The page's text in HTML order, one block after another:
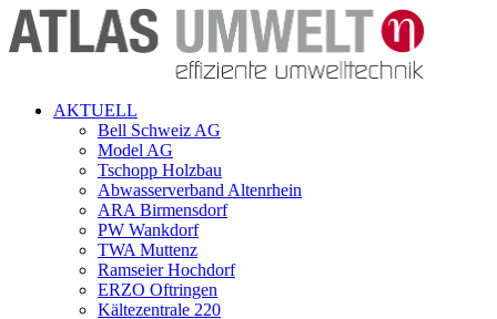
AKTUELL
Bell Schweiz AG
Model AG
Tschopp Holzbau
Abwasserverband Altenrhein
ARA Birmensdorf
PW Wankdorf
TWA Muttenz
Ramseier Hochdorf
ERZO Oftringen
Kältezentrale 220